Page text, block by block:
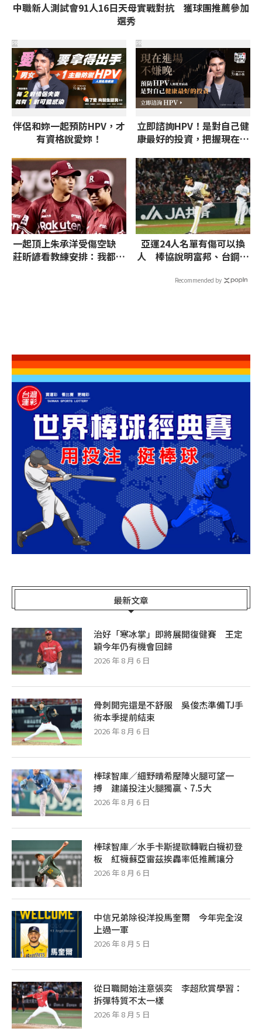
中職新人測試會91人16日天母實戰對抗 獲球團推薦參加
選秀
伴侶和妳一起預防HPV，才
有資格說愛妳！
PR
立即諮詢HPV！是對自己健
康最好的投資，把握現在不
PR
一起頂上朱承洋受傷空缺
莊昕諺看教練安排：我都可
亞運24人名單有傷可以換
人 棒協說明富邦、台鋼列
Recommended by
最新文章
治好「寒冰掌」即將展開復健賽 王定
穎今年仍有機會回歸
2026 年 8 月 6 日
骨刺開完還是不舒服 吳俊杰準備TJ手
術本季提前結束
2026 年 8 月 6 日
棒球智庫／細野晴希壓陣火腿可望一
搏 建議投注火腿獨贏、7.5大
2026 年 8 月 6 日
棒球智庫／水手卡斯提歐轉戰白襪初登
板 紅襪蘇亞雷茲挨轟率低推薦讓分
2026 年 8 月 6 日
中信兄弟除役洋投馬奎爾 今年完全沒
上過一軍
2026 年 8 月 5 日
從日職開始注意張奕 李超欣賞學習：
拆彈特質不太一樣
2026 年 8 月 5 日